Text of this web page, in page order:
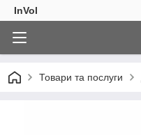
InVol
Товари та послуги